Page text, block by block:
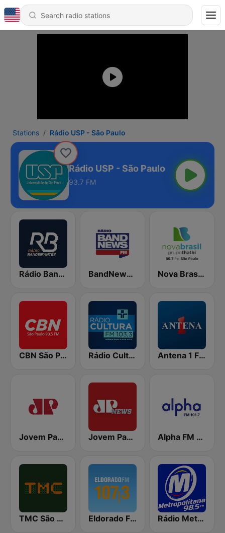
Stations Rádio USP - São Paulo
Rádio USP - São Paulo
93.7 FM
Rádio Bandeirantes BandNews FM - 96.9 SP Nova Brasil 89.7 SP
CBN São Paulo Rádio Cultura FM 103.3 Antena 1 FM
Jovem Pan AM Jovem Pan News Alpha FM 101.7
TMC São Paulo Eldorado FM 107.3 Rádio Metropolitana 98.5 FM